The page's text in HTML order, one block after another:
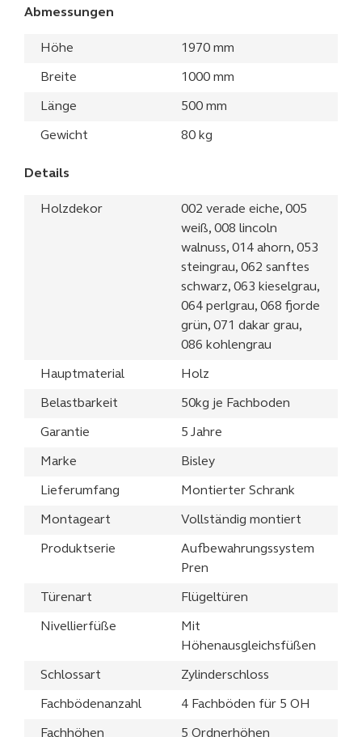
Abmessungen
Höhe 1970 mm
Breite 1000 mm
Länge 500 mm
Gewicht 80 kg
Details
Holzdekor
002 verade eiche, 005
weiß, 008 lincoln
walnuss, 014 ahorn, 053
steingrau, 062 sanftes
schwarz, 063 kieselgrau,
064 perlgrau, 068 fjorde
grün, 071 dakar grau,
086 kohlengrau
Hauptmaterial Holz
Belastbarkeit 50kg je Fachboden
Garantie 5 Jahre
Marke Bisley
Lieferumfang Montierter Schrank
Montageart Vollständig montiert
Produktserie
Aufbewahrungssystem
Pren
Türenart Flügeltüren
Nivellierfüße
Mit
Höhenausgleichsfüßen
Schlossart Zylinderschloss
Fachbödenanzahl 4 Fachböden für 5 OH
Fachhöhen 5 Ordnerhöhen